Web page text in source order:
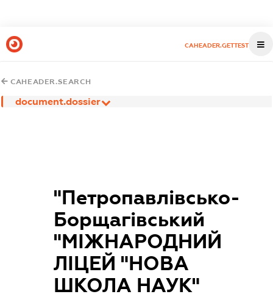
CAHEADER.GETTEST
CAHEADER.SEARCH
document.dossier
"Петропавлівсько-
Борщагівський
"МІЖНАРОДНИЙ
ЛІЦЕЙ "НОВА
ШКОЛА НАУК"